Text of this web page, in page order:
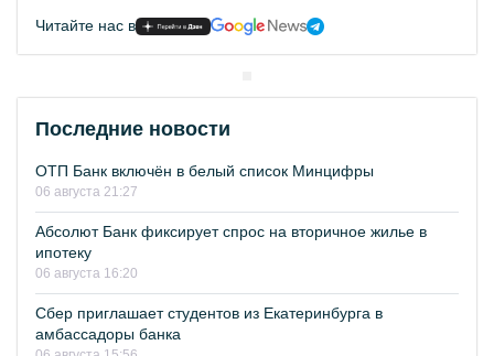
Читайте нас в
Последние новости
ОТП Банк включён в белый список Минцифры
06 августа 21:27
Абсолют Банк фиксирует спрос на вторичное жилье в
ипотеку
06 августа 16:20
Сбер приглашает студентов из Екатеринбурга в
амбассадоры банка